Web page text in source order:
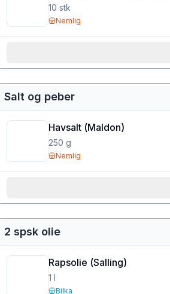
10 stk
Nemlig
Salt og peber
Havsalt (Maldon)
250 g
Nemlig
2 spsk olie
Rapsolie (Salling)
1 l
Bilka